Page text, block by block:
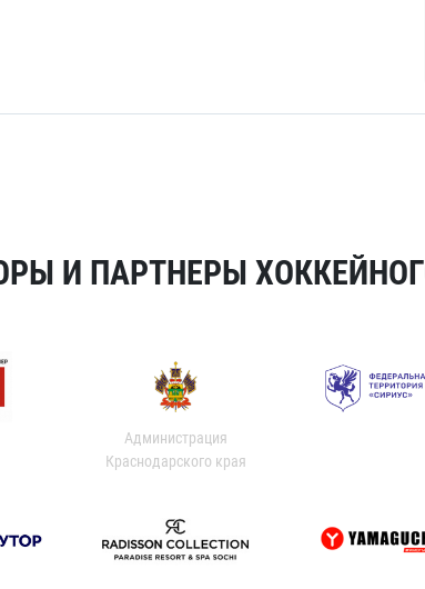
И ПАРТНЕРЫ
Администрация
Краснодарского края